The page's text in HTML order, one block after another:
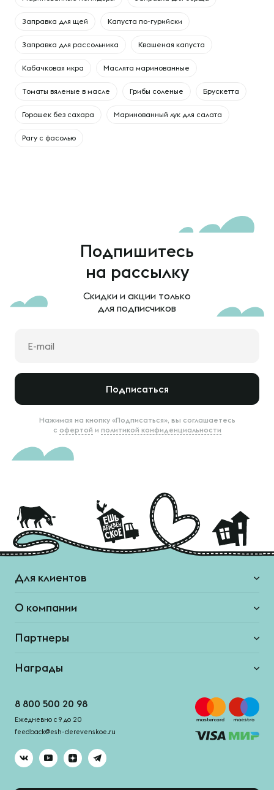
Заправка для щей Капуста по-гурийски
Заправка для рассольника Квашеная капуста
Кабачковая икра Маслята маринованные
Томаты вяленые в масле Грибы соленые Брускетта
Горошек без сахара Маринованный лук для салата
Рагу с фасолью
Подпишитесь
на рассылку
Скидки и акции только
для подписчиков
Подписаться
Нажимая на кнопку «Подписаться», вы соглашаетесь
с офертой и политикой конфиденциальности
Для клиентов
О компании
Партнеры
Награды
8 800 500 20 98
Ежедневно с 9 до 20
feedback@esh-derevenskoe.ru